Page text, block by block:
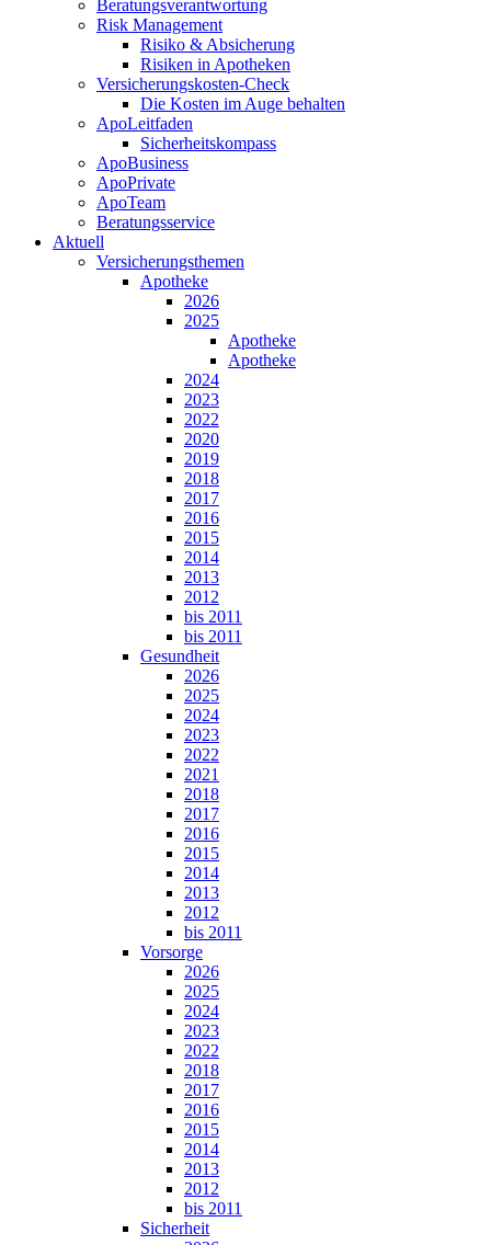
Beratungsverantwortung
Risk Management
Risiko & Absicherung
Risiken in Apotheken
Versicherungskosten-Check
Die Kosten im Auge behalten
ApoLeitfaden
Sicherheitskompass
ApoBusiness
ApoPrivate
ApoTeam
Beratungsservice
Aktuell
Versicherungsthemen
Apotheke
2026
2025
Apotheke
Apotheke
2024
2023
2022
2020
2019
2018
2017
2016
2015
2014
2013
2012
bis 2011
bis 2011
Gesundheit
2026
2025
2024
2023
2022
2021
2018
2017
2016
2015
2014
2013
2012
bis 2011
Vorsorge
2026
2025
2024
2023
2022
2018
2017
2016
2015
2014
2013
2012
bis 2011
Sicherheit